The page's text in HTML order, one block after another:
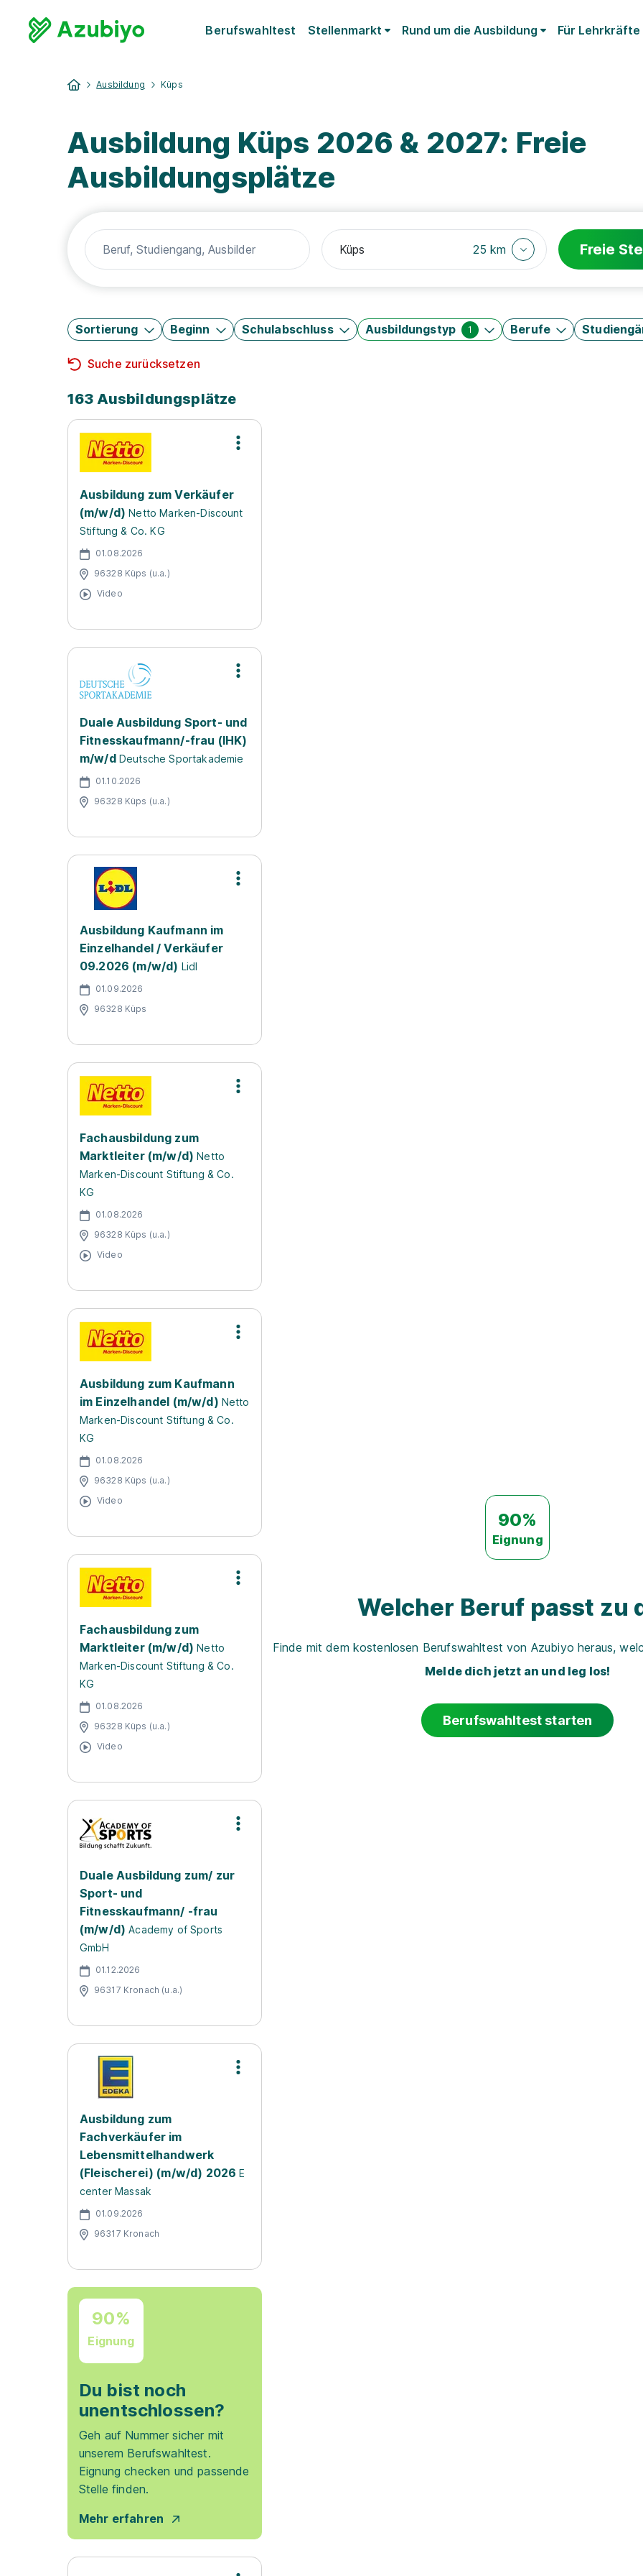
Berufswahltest Stellenmarkt Rund um die Ausbildung Für Lehrkräfte
Ausbildung Küps
Ausbildung Küps 2026 & 2027: Freie
Ausbildungsplätze
25 km Freie
Sortierung Beginn Schulabschluss Ausbildungstyp 1 Berufe
Suche zurücksetzen
163 Ausbildungsplätze
Ausbildung zum Verkäufer
(m/w/d) Netto Marken-Discount
Stiftung & Co. KG
01.08.2026
96328 Küps (u.a.)
Video
Duale Ausbildung Sport- und
Fitnesskaufmann/-frau (IHK)
m/w/d Deutsche Sportakademie
01.10.2026
96328 Küps (u.a.)
Ausbildung Kaufmann im
Einzelhandel / Verkäufer
09.2026 (m/w/d) Lidl
01.09.2026
96328 Küps
Fachausbildung zum
Marktleiter (m/w/d) Netto
Marken-Discount Stiftung & Co.
KG
01.08.2026
96328 Küps (u.a.)
Video
Ausbildung zum Kaufmann
im Einzelhandel (m/w/d) Netto
Marken-Discount Stiftung & Co.
KG
01.08.2026
96328 Küps (u.a.)
Video
Fachausbildung zum
Marktleiter (m/w/d) Netto
Marken-Discount Stiftung & Co.
KG
01.08.2026
96328 Küps (u.a.)
Video
Duale Ausbildung zum/ zur
Sport- und
Fitnesskaufmann/ -frau
(m/w/d) Academy of Sports
GmbH
01.12.2026
96317 Kronach (u.a.)
Ausbildung zum
Fachverkäufer im
Lebensmittelhandwerk
(Fleischerei) (m/w/d) 2026 E
center Massak
01.09.2026
96317 Kronach
90%
Eignung
Du bist noch
unentschlossen?
Geh auf Nummer sicher mit
unserem Berufswahltest.
Eignung checken und passende
Stelle finden.
Mehr erfahren
90%
Eignung
Welcher Beruf passt zu
Finde mit dem kostenlosen Berufswahltest von Azubiyo heraus,
Melde dich jetzt an und leg los!
Berufswahltest starten